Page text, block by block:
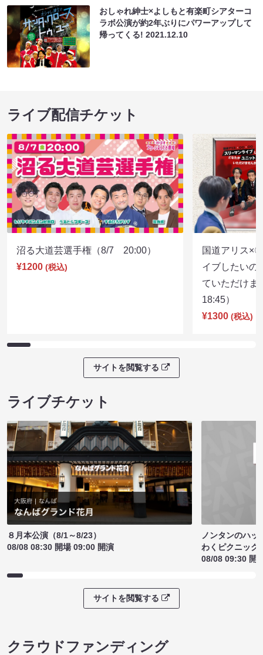
おしゃれ紳士×よしもと有楽町シアターコ
ラボ公演が約2年ぶりにパワーアップして
帰ってくる!2021.12.10
ライブ配信チケット
沼る大道芸選手権（8/7 20:00）
¥1200 (税込)
国道アリス×
イブしたいの
ていただけ
18:45）
¥1300 (税込)
サイトを閲覧する
ライブチケット
８月本公演（8/1～8/23）
08/08 08:30 開場 09:00 開演
ノンタンのハッ
わくピクニック
08/08 09:30 開
サイトを閲覧する
クラウドファンディング